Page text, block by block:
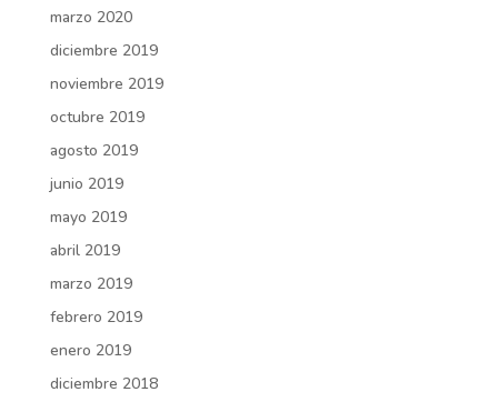
marzo 2020
diciembre 2019
noviembre 2019
octubre 2019
agosto 2019
junio 2019
mayo 2019
abril 2019
marzo 2019
febrero 2019
enero 2019
diciembre 2018